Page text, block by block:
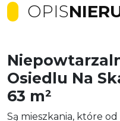
OPIS
Osiedlu Na
63 m²
Są mieszkania, które